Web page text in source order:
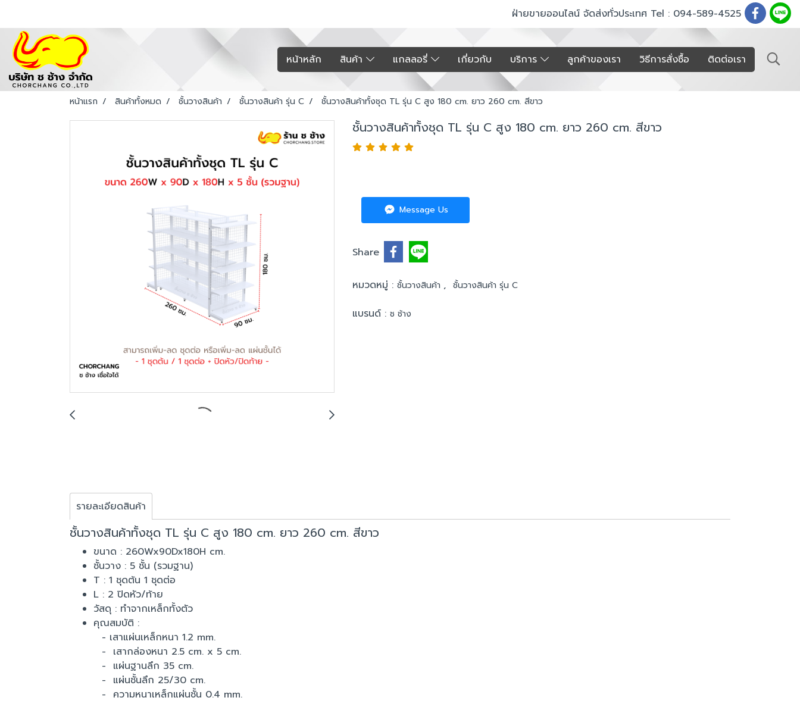
ฝ่ายขายออนไลน์ จัดส่งทั่วประเทศ Tel : 094-589-4525
หน้าหลัก สินค้า แกลลอรี่ เกี่ยวกับ บริการ ลูกค้าของเรา วิธีการสั่งซื้อ ติดต่อเรา
หน้าแรก สินค้าทั้งหมด ชั้นวางสินค้า ชั้นวางสินค้า รุ่น C ชั้นวางสินค้าทั้งชุด TL รุ่น C สูง 180 cm. ยาว 260 cm. สีขาว
ชั้นวางสินค้าทั้งชุด TL รุ่น C สูง 180 cm. ยาว 260 cm. สีขาว
Message Us
Share
หมวดหมู่ : ชั้นวางสินค้า , ชั้นวางสินค้า รุ่น C
แบรนด์ : ช ช้าง
รายละเอียดสินค้า
ชั้นวางสินค้าทั้งชุด TL รุ่น C สูง 180 cm. ยาว 260 cm. สีขาว
ขนาด : 260Wx90Dx180H cm.
ชั้นวาง : 5 ชั้น (รวมฐาน)
T : 1 ชุดต้น 1 ชุดต่อ
L : 2 ปิดหัว/ท้าย
วัสดุ : ทำจากเหล็กทั้งตัว
คุณสมบัติ :
- เสาแผ่นเหล็กหนา 1.2 mm.
- เสากล่องหนา 2.5 cm. x 5 cm.
- แผ่นฐานลึก 35 cm.
- แผ่นชั้นลึก 25/30 cm.
- ความหนาเหล็กแผ่นชั้น 0.4 mm.